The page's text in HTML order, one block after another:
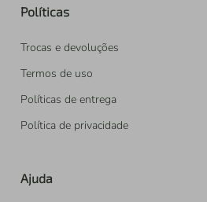
Políticas
Trocas e devoluções
Termos de uso
Políticas de entrega
Política de privacidade
Ajuda